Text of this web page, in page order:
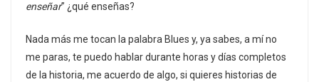
enseñar” ¿qué enseñas?
Nada más me tocan la palabra Blues y, ya sabes, a mí no
me paras, te puedo hablar durante horas y días completos
de la historia, me acuerdo de algo, si quieres historias de